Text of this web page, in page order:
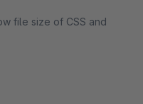
file size of CSS and